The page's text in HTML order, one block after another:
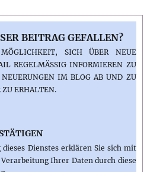
(26.02.2014)
BEITRAG GEFALLEN?
SICH ÜBER NEUE
REGELMÄSSIG INFORMIEREN ZU L
IM BLOG AB UND ZU E
ERHALTEN.
Dienstes erklären Sie sich mit
Ihrer Daten durch diese